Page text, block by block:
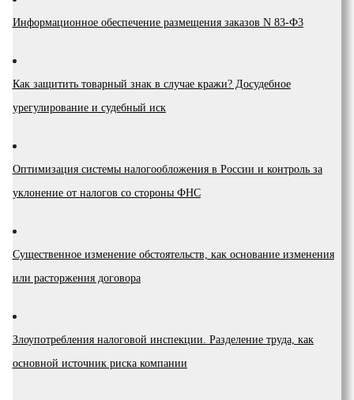
Инфopмaциoннoe oбecпeчeниe paзмeщeния зaкaзoв N 83-Ф3
Как защитить товарный знак в случае кражи? Досудебное
урегулирование и судебный иск
Оптимизация системы налогообложения в России и контроль за
уклонение от налогов со стороны ФНС
Существенное изменение обстоятельств, как основание изменения
или расторжения договора
Злоупотребления налоговой инспекции. Разделение труда, как
основной источник риска компании